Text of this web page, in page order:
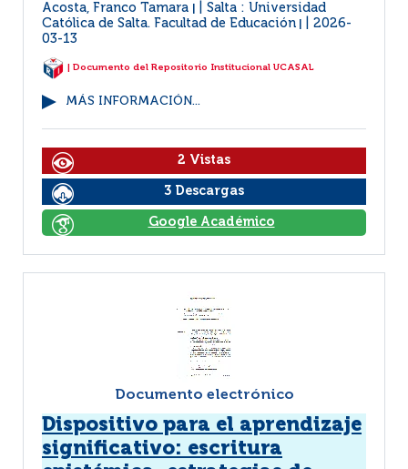
Acosta, Franco Tamara
Salta : Universidad
Católica de Salta. Facultad de Educación
2026-
03-13
| Documento del Repositorio Institucional UCASAL
MÁS INFORMACIÓN...
2 Vistas
3 Descargas
Google Académico
Documento electrónico
Dispositivo para el aprendizaje
significativo: escritura